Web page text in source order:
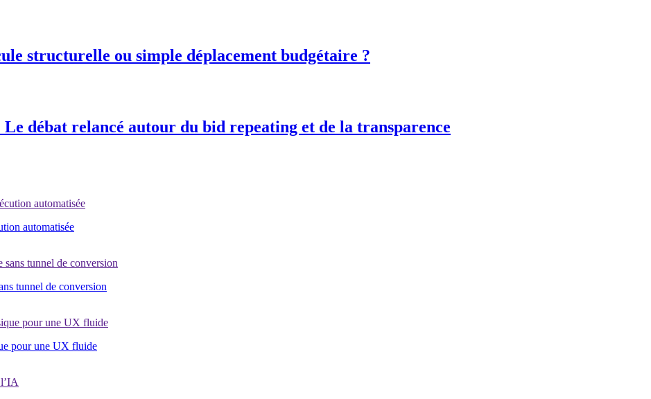
structurelle ou simple déplacement budgétaire ?
débat relancé autour du bid repeating et de la transparence
automatisée
tunnel de conversion
pour une UX fluide